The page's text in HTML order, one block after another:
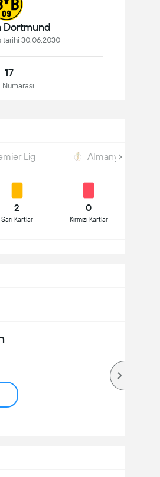
Dortmund
tarihi 30.06.2030
17
Numarası.
Lig Almanya DFB
2
Sarı Kartlar
0
Kırmızı Kartlar